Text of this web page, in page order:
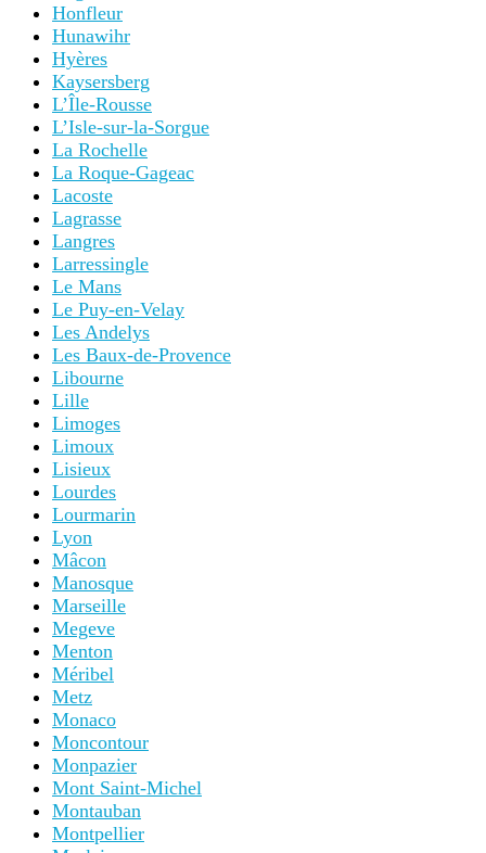
Honfleur
Hunawihr
Hyères
Kaysersberg
L’Île-Rousse
L’Isle-sur-la-Sorgue
La Rochelle
La Roque-Gageac
Lacoste
Lagrasse
Langres
Larressingle
Le Mans
Le Puy-en-Velay
Les Andelys
Les Baux-de-Provence
Libourne
Lille
Limoges
Limoux
Lisieux
Lourdes
Lourmarin
Lyon
Mâcon
Manosque
Marseille
Megeve
Menton
Méribel
Metz
Monaco
Moncontour
Monpazier
Mont Saint-Michel
Montauban
Montpellier